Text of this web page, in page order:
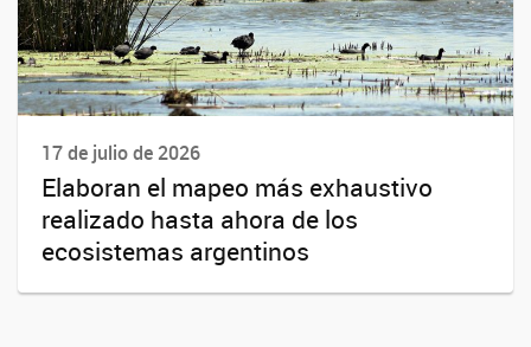
17 de julio de 2026
Elaboran el mapeo más exhaustivo
realizado hasta ahora de los
ecosistemas argentinos